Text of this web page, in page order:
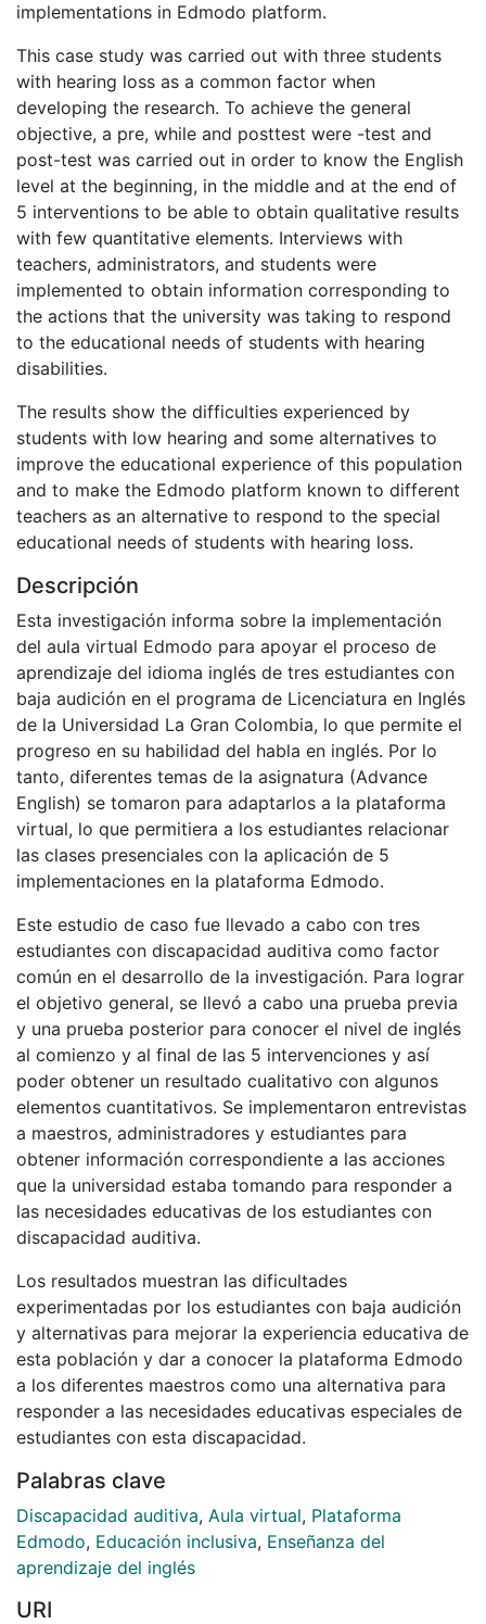
implementations in Edmodo platform.
This case study was carried out with three students
with hearing loss as a common factor when
developing the research. To achieve the general
objective, a pre, while and posttest were -test and
post-test was carried out in order to know the English
level at the beginning, in the middle and at the end of
5 interventions to be able to obtain qualitative results
with few quantitative elements. Interviews with
teachers, administrators, and students were
implemented to obtain information corresponding to
the actions that the university was taking to respond
to the educational needs of students with hearing
disabilities.
The results show the difficulties experienced by
students with low hearing and some alternatives to
improve the educational experience of this population
and to make the Edmodo platform known to different
teachers as an alternative to respond to the special
educational needs of students with hearing loss.
Descripción
Esta investigación informa sobre la implementación
del aula virtual Edmodo para apoyar el proceso de
aprendizaje del idioma inglés de tres estudiantes con
baja audición en el programa de Licenciatura en Inglés
de la Universidad La Gran Colombia, lo que permite el
progreso en su habilidad del habla en inglés. Por lo
tanto, diferentes temas de la asignatura (Advance
English) se tomaron para adaptarlos a la plataforma
virtual, lo que permitiera a los estudiantes relacionar
las clases presenciales con la aplicación de 5
implementaciones en la plataforma Edmodo.
Este estudio de caso fue llevado a cabo con tres
estudiantes con discapacidad auditiva como factor
común en el desarrollo de la investigación. Para lograr
el objetivo general, se llevó a cabo una prueba previa
y una prueba posterior para conocer el nivel de inglés
al comienzo y al final de las 5 intervenciones y así
poder obtener un resultado cualitativo con algunos
elementos cuantitativos. Se implementaron entrevistas
a maestros, administradores y estudiantes para
obtener información correspondiente a las acciones
que la universidad estaba tomando para responder a
las necesidades educativas de los estudiantes con
discapacidad auditiva.
Los resultados muestran las dificultades
experimentadas por los estudiantes con baja audición
y alternativas para mejorar la experiencia educativa de
esta población y dar a conocer la plataforma Edmodo
a los diferentes maestros como una alternativa para
responder a las necesidades educativas especiales de
estudiantes con esta discapacidad.
Palabras clave
Discapacidad auditiva, Aula virtual, Plataforma
Edmodo, Educación inclusiva, Enseñanza del
aprendizaje del inglés
URI